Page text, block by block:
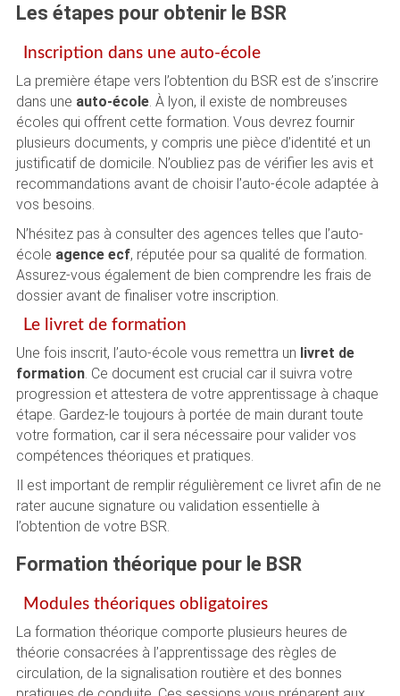
Les étapes pour obtenir le BSR
Inscription dans une auto-école
La première étape vers l’obtention du BSR est de s’inscrire
dans une auto-école. À lyon, il existe de nombreuses
écoles qui offrent cette formation. Vous devrez fournir
plusieurs documents, y compris une pièce d’identité et un
justificatif de domicile. N’oubliez pas de vérifier les avis et
recommandations avant de choisir l’auto-école adaptée à
vos besoins.
N’hésitez pas à consulter des agences telles que l’auto-
école agence ecf, réputée pour sa qualité de formation.
Assurez-vous également de bien comprendre les frais de
dossier avant de finaliser votre inscription.
Le livret de formation
Une fois inscrit, l’auto-école vous remettra un livret de
formation. Ce document est crucial car il suivra votre
progression et attestera de votre apprentissage à chaque
étape. Gardez-le toujours à portée de main durant toute
votre formation, car il sera nécessaire pour valider vos
compétences théoriques et pratiques.
Il est important de remplir régulièrement ce livret afin de ne
rater aucune signature ou validation essentielle à
l’obtention de votre BSR.
Formation théorique pour le BSR
Modules théoriques obligatoires
La formation théorique comporte plusieurs heures de
théorie consacrées à l’apprentissage des règles de
circulation, de la signalisation routière et des bonnes